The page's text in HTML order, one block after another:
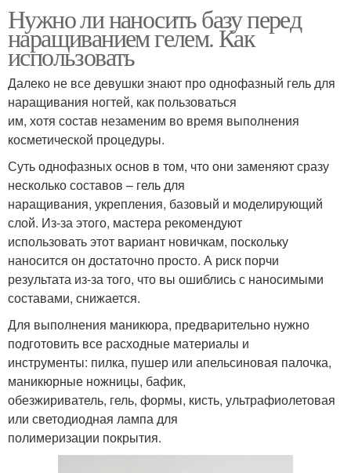
Нужно ли наносить базу перед
наращиванием гелем. Как
использовать
Далеко не все девушки знают про однофазный гель для
наращивания ногтей, как пользоваться
им, хотя состав незаменим во время выполнения
косметической процедуры.
Суть однофазных основ в том, что они заменяют сразу
несколько составов – гель для
наращивания, укрепления, базовый и моделирующий
слой. Из-за этого, мастера рекомендуют
использовать этот вариант новичкам, поскольку
наносится он достаточно просто. А риск порчи
результата из-за того, что вы ошиблись с наносимыми
составами, снижается.
Для выполнения маникюра, предварительно нужно
подготовить все расходные материалы и
инструменты: пилка, пушер или апельсиновая палочка,
маникюрные ножницы, бафик,
обезжириватель, гель, формы, кисть, ультрафиолетовая
или светодиодная лампа для
полимеризации покрытия.